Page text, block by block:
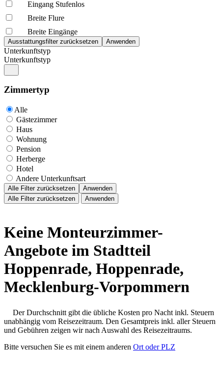
Eingang Stufenlos
Breite Flure
Breite Eingänge
Unterkunftstyp
Unterkunftstyp
Zimmertyp
Alle
Gästezimmer
Haus
Wohnung
Pension
Herberge
Hotel
Andere Unterkunftsart
Alle Filter zurücksetzen
Anwenden
Alle Filter zurücksetzen
Anwenden
Keine Monteurzimmer-
Angebote im Stadtteil
Hoppenrade, Hoppenrade,
Mecklenburg-Vorpommern
Der Durchschnitt gibt die übliche Kosten pro Nacht inkl. Steuern
unabhängig vom Reisezeitraum. Den Gesamtpreis inkl. aller Steuern
und Gebühren zeigen wir nach Auswahl des Reisezeitraums.
Bitte versuchen Sie es mit einem anderen Ort oder PLZ